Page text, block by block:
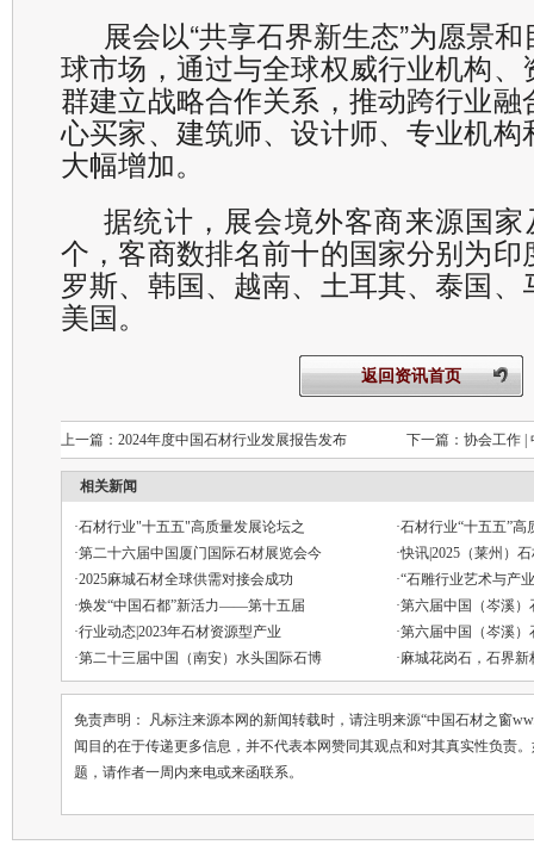
展会以“共享石界新生态”为愿景
球市场，通过与全球权威行业机构
群建立战略合作关系，推动跨行业
心买家、建筑师、设计师、专业机
大幅增加。
据统计，展会境外客商来源国
个，客商数排名前十的国家分别为
罗斯、韩国、越南、土耳其、泰国
美国。
返回资讯首页
上一篇： 2024年度中国石材行业发展报告发布 下一篇： 协会工作 |
相关新闻
·石材行业"十五五"高质量发展论坛之 ·石材行业“十五五”高
·第二十六届中国厦门国际石材展览会今 ·快讯|2025（莱州）
·2025麻城石材全球供需对接会成功 ·“石雕行业艺术与产
·焕发“中国石都”新活力——第十五届 ·第六届中国（岑溪
·行业动态|2023年石材资源型产业 ·第六届中国（岑溪）
·第二十三届中国（南安）水头国际石博 ·麻城花岗石，石界新
免责声明： 凡标注来源本网的新闻转载时，请注明来源“中国石材之窗
闻目的在于传递更多信息，并不代表本网赞同其观点和对其真实性负责
题，请作者一周内来电或来函联系。